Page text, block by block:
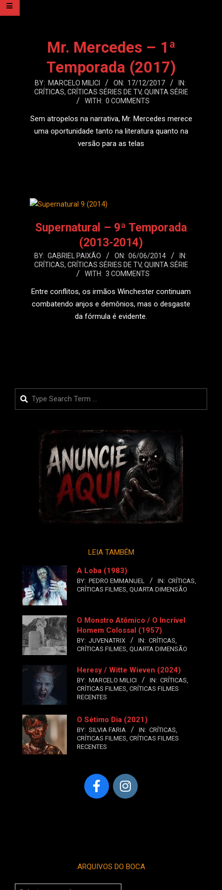
Mr. Mercedes – 1ª
Temporada (2017)
2017-
12-
BY: MARCELO MILICI ON: 17/12/2017
IN:
CRÍTICAS, CRÍTICAS SÉRIES DE TV, QUINTA SÉRIE
WITH: 0 COMMENTS
Sem atropelos na narrativa, Mr. Mercedes merece
uma oportunidade tanto na literatura quanto na
versão para as telas
Supernatural – 9ª Temporada
(2013-2014)
2014-
06-
BY: GABRIEL PAIXÃO ON: 06/06/2014
IN:
CRÍTICAS, CRÍTICAS SÉRIES DE TV, QUINTA SÉRIE
WITH: 3 COMMENTS
Entre conflitos, os irmãos Winchester continuam
combatendo anjos e demônios, mas o desgaste
da fórmula é evidente.
Search
LEIA TAMBÉM
A Loba (1983)
BY: PEDRO EMMANUEL IN: CRÍTICAS,
CRÍTICAS FILMES, QUARTA DIMENSÃO
O Monstro Atômico / O Incrível
Homem Colossal (1957)
BY: JUVENATRIX IN: CRÍTICAS,
CRÍTICAS FILMES, QUARTA DIMENSÃO
Heresy / Witte Wieven (2024)
BY: MARCELO MILICI IN: CRÍTICAS,
CRÍTICAS FILMES, CRÍTICAS FILMES
RECENTES
O Sétimo Dia (2021)
BY: SILVIA FARIA IN: CRÍTICAS,
CRÍTICAS FILMES, CRÍTICAS FILMES
RECENTES
ARQUIVOS DO BOCA
Arquivos